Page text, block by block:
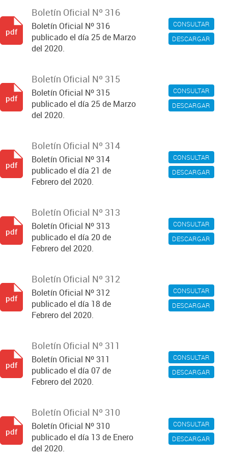
CONSULTAR
DESCARGAR
Boletín Oficial Nº 316
Boletín Oficial Nº 316
publicado el día 25 de Marzo
del 2020.
pdf
CONSULTAR
DESCARGAR
Boletín Oficial Nº 315
Boletín Oficial Nº 315
publicado el día 25 de Marzo
del 2020.
pdf
CONSULTAR
DESCARGAR
Boletín Oficial Nº 314
Boletín Oficial Nº 314
publicado el día 21 de
Febrero del 2020.
pdf
CONSULTAR
DESCARGAR
Boletín Oficial Nº 313
Boletín Oficial Nº 313
publicado el día 20 de
Febrero del 2020.
pdf
CONSULTAR
DESCARGAR
Boletín Oficial Nº 312
Boletín Oficial Nº 312
publicado el día 18 de
Febrero del 2020.
pdf
CONSULTAR
DESCARGAR
Boletín Oficial Nº 311
Boletín Oficial Nº 311
publicado el día 07 de
Febrero del 2020.
pdf
CONSULTAR
DESCARGAR
Boletín Oficial Nº 310
Boletín Oficial Nº 310
publicado el día 13 de Enero
del 2020.
pdf